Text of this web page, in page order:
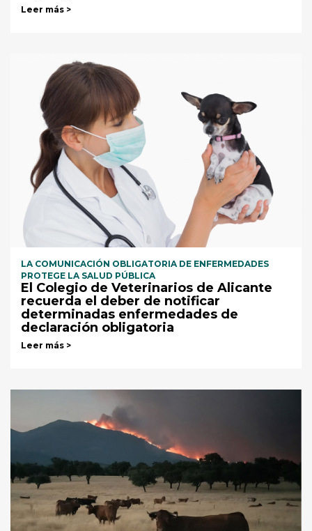
Leer más >
LA COMUNICACIÓN OBLIGATORIA DE ENFERMEDADES
PROTEGE LA SALUD PÚBLICA
El Colegio de Veterinarios de Alicante
recuerda el deber de notificar
determinadas enfermedades de
declaración obligatoria
Leer más >